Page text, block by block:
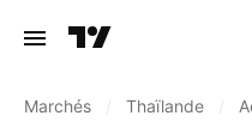
Marchés Thaïlande